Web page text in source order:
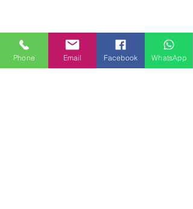
Phone Email Facebook WhatsApp